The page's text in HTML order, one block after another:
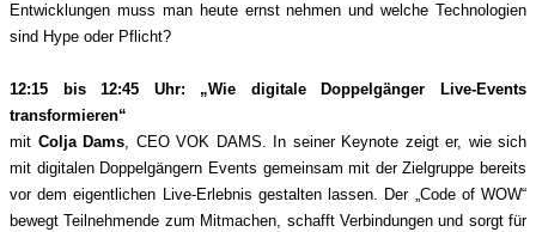
Entwicklungen muss man heute ernst nehmen und welche Technologien
sind Hype oder Pflicht?
12:15 bis 12:45 Uhr: „Wie digitale Doppelgänger Live-Events
transformieren“
mit Colja Dams, CEO VOK DAMS. In seiner Keynote zeigt er, wie sich
mit digitalen Doppelgängern Events gemeinsam mit der Zielgruppe bereits
vor dem eigentlichen Live-Erlebnis gestalten lassen. Der „Code of WOW“
bewegt Teilnehmende zum Mitmachen, schafft Verbindungen und sorgt für